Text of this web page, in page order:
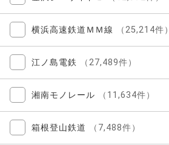
横浜高速鉄道ＭＭ線 （25,214件）
江ノ島電鉄 （27,489件）
湘南モノレール （11,634件）
箱根登山鉄道 （7,488件）